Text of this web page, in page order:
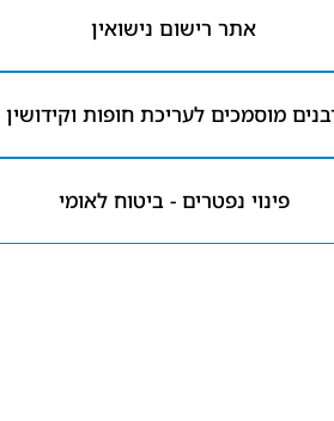
אתר רישום נישואין
מוסמכים לעריכת חופות וקידושין
פינוי נפטרים - ביטוח לאומי